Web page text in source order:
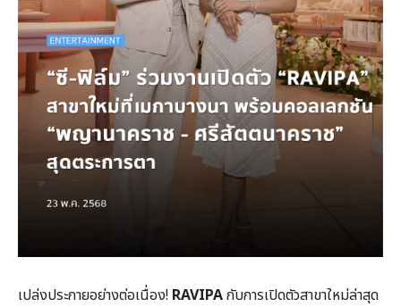
เปล่งประกายอย่างต่อเนื่อง! RAVIPAกับการเปิดตัวสาขาใหม่ล่าสุด